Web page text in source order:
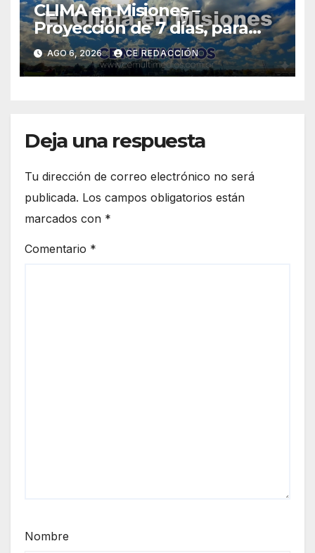
CLIMA en Misiones –
Proyección de 7 días, para
Zonas: Centro, Sur y Norte
AGO 6, 2026 CE REDACCIÓN
Deja una respuesta
Tu dirección de correo electrónico no será
publicada. Los campos obligatorios están
marcados con *
Comentario *
Nombre